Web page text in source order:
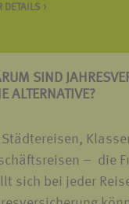
DETAILS >
SIND
ALTERNATIVE?
Städtereisen,
– die
sich bei jeder